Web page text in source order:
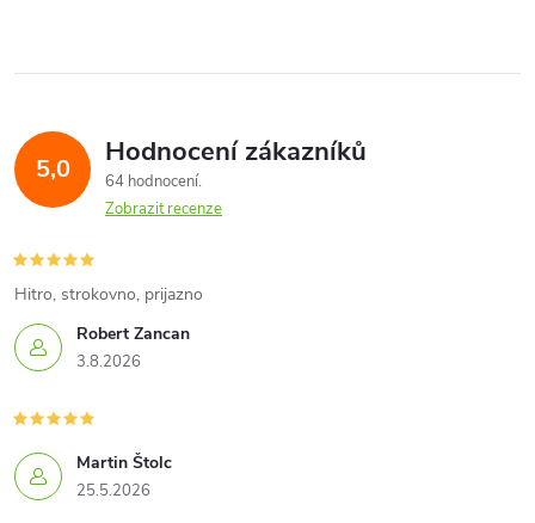
l
d
a
c
í
p
r
v
k
5,0 Hodnocení zákazníků
64 hodnocení
Zobrazit recenze
Robert Zancan
3.8.2026
Hitro, strokovno, prijazno
Martin Štolc
25.5.2026